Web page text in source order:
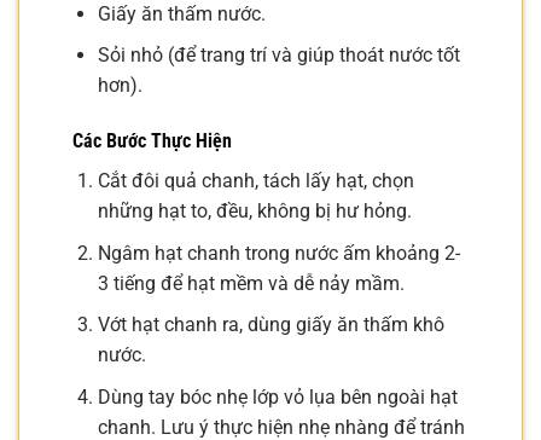
Giấy ăn thấm nước.
Sỏi nhỏ (để trang trí và giúp thoát nước tốt
hơn).
Các Bước Thực Hiện
Cắt đôi quả chanh, tách lấy hạt, chọn
những hạt to, đều, không bị hư hỏng.
Ngâm hạt chanh trong nước ấm khoảng 2-
3 tiếng để hạt mềm và dễ nảy mầm.
Vớt hạt chanh ra, dùng giấy ăn thấm khô
nước.
Dùng tay bóc nhẹ lớp vỏ lụa bên ngoài hạt
chanh. Lưu ý thực hiện nhẹ nhàng để tránh